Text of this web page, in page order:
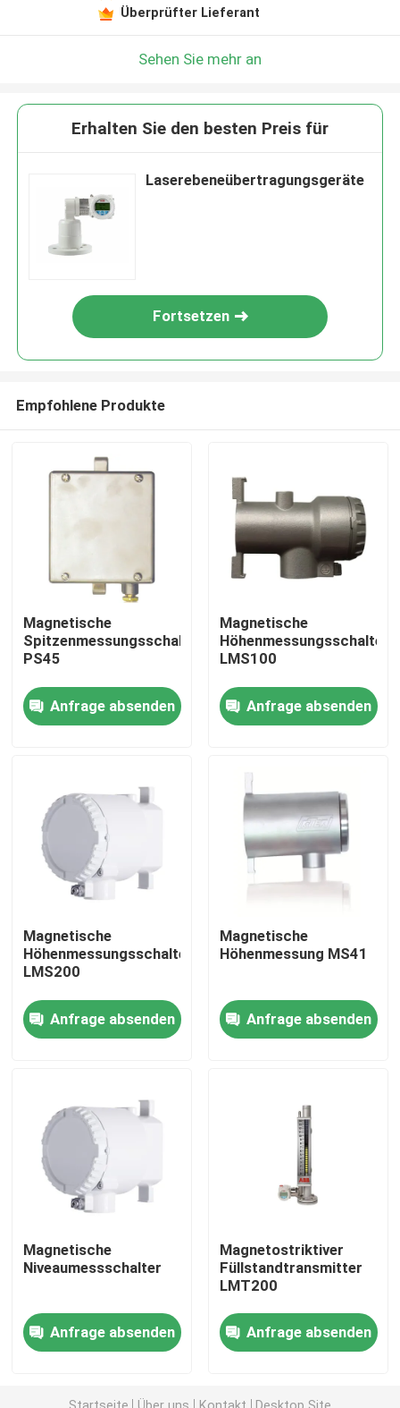
Startseite
Produkte
Videos
Fabrik Tour
Qualitätskontrolle
PSA-Gasgenerator
Psa-Sauerstoff-Generator
Überprüfter Lieferant
Sehen Sie mehr an
Erhalten Sie den besten Preis für
Laserebeneübertragungsgeräte
Fortsetzen
Empfohlene Produkte
Magnetische
Spitzenmessungsschalter
PS45
Anfrage absenden
Magnetische
Höhenmessungsschalter
LMS100
Anfrage absenden
Magnetische
Höhenmessungsschalter
LMS200
Anfrage absenden
Magnetische
Höhenmessung MS41
Anfrage absenden
Magnetische
Niveaumessschalter
Anfrage absenden
Magnetostriktiver
Füllstandtransmitter
LMT200
Anfrage absenden